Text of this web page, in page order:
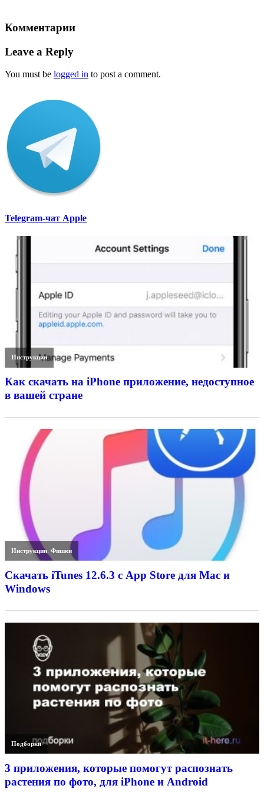
Комментарии
Leave a Reply
You must be logged in to post a comment.
Telegram-чат Apple
Инструкции
Как скачать на iPhone приложение, недоступное
в вашей стране
Инструкции,Фишки
Скачать iTunes 12.6.3 с App Store для Mac и
Windows
Подборки
3 приложения, которые помогут распознать
растения по фото, для iPhone и Android